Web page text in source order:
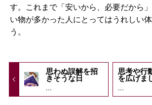
す。これまで「安いから、必要だから
い物が多かった人にとってはうれしい
う。
思わぬ誤解を招
きそうな日
...
思考や行
を広げま
...